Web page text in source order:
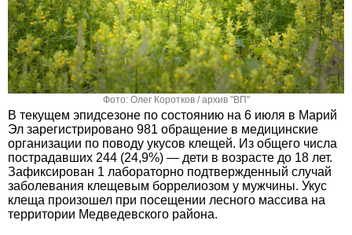
Фото: Олег Коротков / архив "ВП"
В текущем эпидсезоне по состоянию на 6 июля в Марий
Эл зарегистрировано 981 обращение в медицинские
организации по поводу укусов клещей. Из общего числа
пострадавших 244 (24,9%) — дети в возрасте до 18 лет.
Зафиксирован 1 лабораторно подтвержденный случай
заболевания клещевым боррелиозом у мужчины. Укус
клеща произошел при посещении лесного массива на
территории Медведевского района.